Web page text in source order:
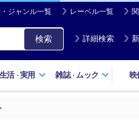
ジャンル一覧 レーベル一覧
検索 詳細検索
生活・実用 雑誌・ ムック 映